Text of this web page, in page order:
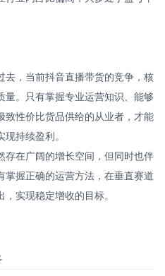
去，当前抖音直播带货的竞争，核
。只有掌握专业运营知识、能够
致性价比货品供给的从业者，才能
持续盈利。
存在广阔的增长空间，但同时也伴
握正确的运营方法，在垂直赛道
实现稳定增收的目标。